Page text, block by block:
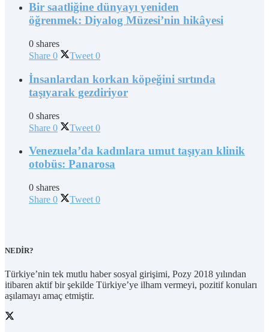
Bir saatliğine dünyayı yeniden
öğrenmek: Diyalog Müzesi’nin hikâyesi
0 shares
Share 0 Tweet 0
İnsanlardan korkan köpeğini sırtında
taşıyarak gezdiriyor
0 shares
Share 0 Tweet 0
Venezuela’da kadınlara umut taşıyan klinik
otobüs: Panarosa
0 shares
Share 0 Tweet 0
NEDİR?
Türkiye’nin tek mutlu haber sosyal girişimi, Pozy 2018 yılından
itibaren aktif bir şekilde Türkiye’ye ilham vermeyi, pozitif konuları
aşılamayı amaç etmiştir.